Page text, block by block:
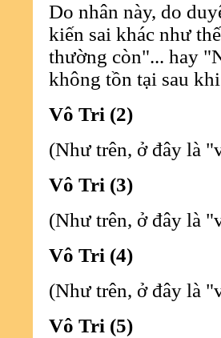
Do nhân này, do
kiến sai khác như
thường còn"... hay
không tồn tại sau
Vô Tri (2)
(Như trên, ở đây là
Vô Tri (3)
(Như trên, ở đây là
Vô Tri (4)
(Như trên, ở đây là
Vô Tri (5)